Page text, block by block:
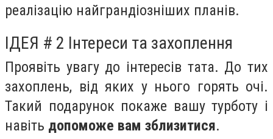
реалізацію найграндіозніших планів.
ІДЕЯ # 2 Інтереси та захоплення
Проявіть увагу до інтересів тата. До тих
захоплень, від яких у нього горять очі.
Такий подарунок покаже вашу турботу і
навіть допоможе вам зблизитися.